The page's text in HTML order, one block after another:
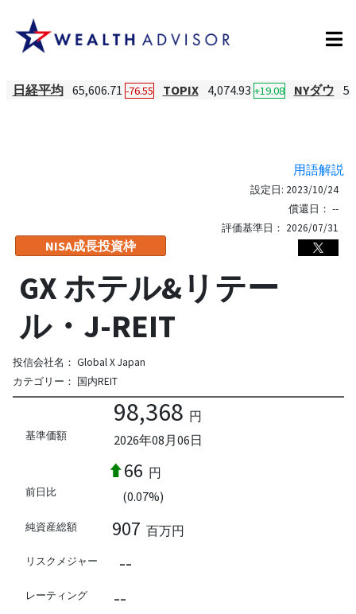
日経平均 65,606.71 -76.55 TOPIX 4,074.93 +19.08 NYダウ
用語解説
NISA成長投資枠
設定日: 2023/10/24
償還日： --
評価基準日： 2026/07/31
GX ホテル&リテー
ル・J-REIT
投信会社名： Global X Japan
カテゴリー： 国内REIT
基準価額
98,368 円
2026年08月06日
前日比
66 円
(0.07%)
純資産総額 907 百万円
リスクメジャー --
レーティング --